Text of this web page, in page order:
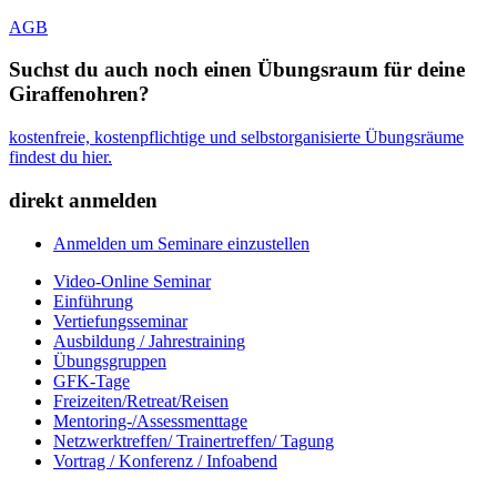
AGB
Suchst du auch noch einen Übungsraum für deine
Giraffenohren?
kostenfreie, kostenpflichtige und selbstorganisierte Übungsräume
findest du hier.
direkt anmelden
Anmelden um Seminare einzustellen
Video-Online Seminar
Einführung
Vertiefungsseminar
Ausbildung / Jahrestraining
Übungsgruppen
GFK-Tage
Freizeiten/Retreat/Reisen
Mentoring-/Assessmenttage
Netzwerktreffen/ Trainertreffen/ Tagung
Vortrag / Konferenz / Infoabend